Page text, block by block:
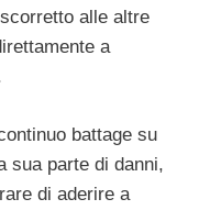
alle altre
a
battage su
sua parte di danni,
di aderire a